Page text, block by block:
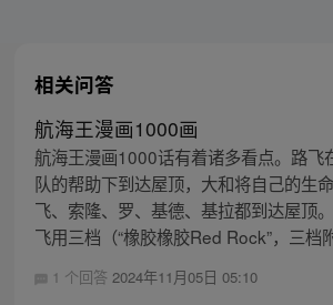
相关问答
航海王漫画1000画
航海王漫画1000话有着诸多看点。路飞
队的帮助下到达屋顶，大和将自己的生
飞、索隆、罗、基德、基拉都到达屋顶
飞用三档（“橡胶橡胶Red Rock”，三档
1 个回答 2024年11月05日 05:10